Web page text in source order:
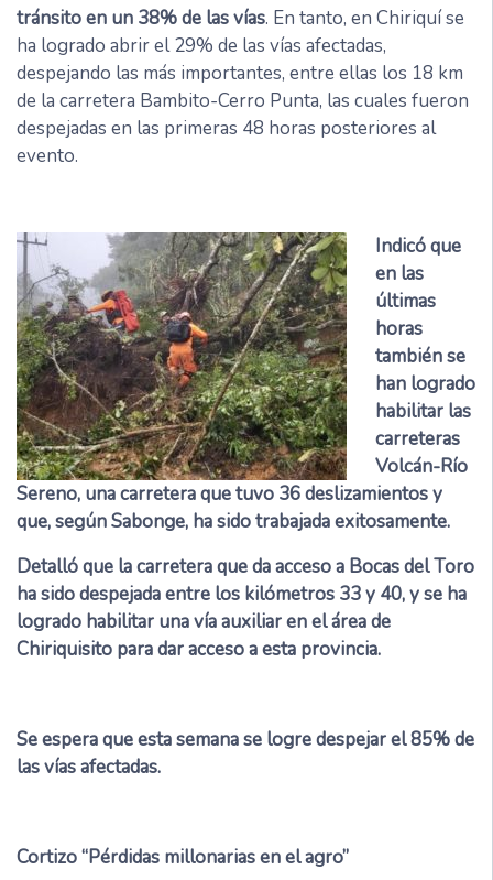
tránsito en un 38% de las vías. En tanto, en Chiriquí se
ha logrado abrir el 29% de las vías afectadas,
despejando las más importantes, entre ellas los 18 km
de la carretera Bambito-Cerro Punta, las cuales fueron
despejadas en las primeras 48 horas posteriores al
evento.
Indicó que
en las
últimas
horas
también se
han logrado
habilitar las
carreteras
Volcán-Río
Sereno, una carretera que tuvo 36 deslizamientos y
que, según Sabonge, ha sido trabajada exitosamente.
Detalló que la carretera que da acceso a Bocas del Toro
ha sido despejada entre los kilómetros 33 y 40, y se ha
logrado habilitar una vía auxiliar en el área de
Chiriquisito para dar acceso a esta provincia.
Se espera que esta semana se logre despejar el 85% de
las vías afectadas.
Cortizo “Pérdidas millonarias en el agro”